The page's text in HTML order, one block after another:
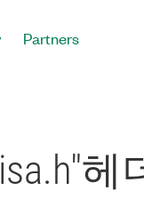
Partners